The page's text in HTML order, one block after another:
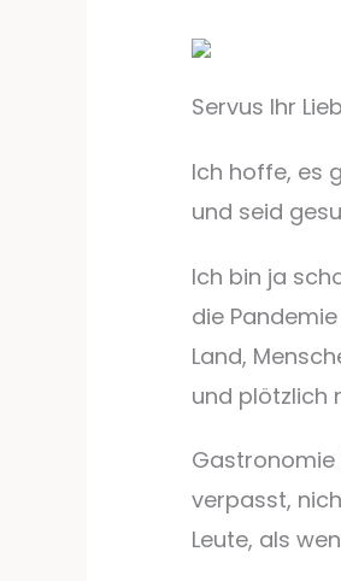
Servus Ihr
Ich hoffe, es
und seid
Ich bin ja
die
Land,
und plötzlich
Gastronomie
verpasst,
Leute, als